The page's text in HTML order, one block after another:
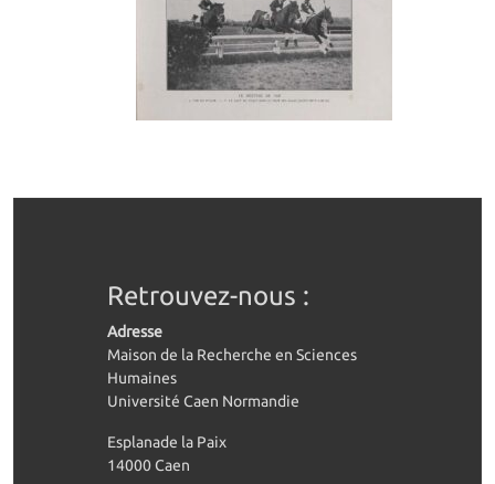
Retrouvez-nous :
Adresse
Maison de la Recherche en Sciences
Humaines
Université Caen Normandie
Esplanade la Paix
14000 Caen